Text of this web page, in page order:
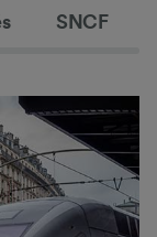
SNCF